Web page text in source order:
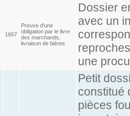
1667
Preuve d'une
obligation par le livre
des marchands,
livraison de bières
Dossier
avec un
une
Petit
constitué
pièces